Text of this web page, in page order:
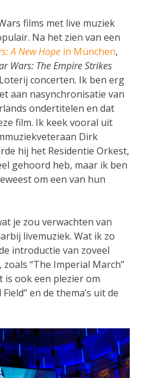
films met live muziek
Na het zien van een
A New Hope in München,
Wars: The Empire Strikes
concerten. Ik ben erg
aan nasynchronisatie van
ondertitelen en dat
film. Ik keek vooral uit
Dirk
hij het Residentie Orkest,
gehoord heb, maar ik ben
om een van hun
je zou verwachten van
livemuziek. Wat ik zo
introductie van zoveel
zoals “The Imperial March”
is ook een plezier om
en de thema’s uit de